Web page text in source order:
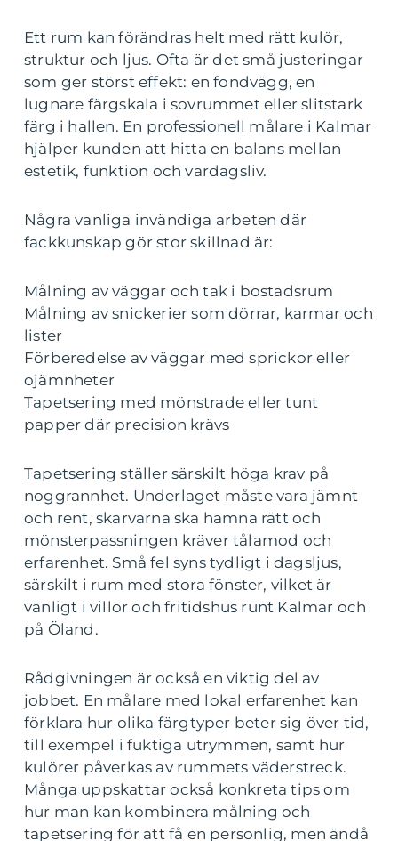
Ett rum kan förändras helt med rätt kulör,
struktur och ljus. Ofta är det små justeringar
som ger störst effekt: en fondvägg, en
lugnare färgskala i sovrummet eller slitstark
färg i hallen. En professionell målare i Kalmar
hjälper kunden att hitta en balans mellan
estetik, funktion och vardagsliv.
Några vanliga invändiga arbeten där
fackkunskap gör stor skillnad är:
Målning av väggar och tak i bostadsrum
Målning av snickerier som dörrar, karmar och
lister
Förberedelse av väggar med sprickor eller
ojämnheter
Tapetsering med mönstrade eller tunt
papper där precision krävs
Tapetsering ställer särskilt höga krav på
noggrannhet. Underlaget måste vara jämnt
och rent, skarvarna ska hamna rätt och
mönsterpassningen kräver tålamod och
erfarenhet. Små fel syns tydligt i dagsljus,
särskilt i rum med stora fönster, vilket är
vanligt i villor och fritidshus runt Kalmar och
på Öland.
Rådgivningen är också en viktig del av
jobbet. En målare med lokal erfarenhet kan
förklara hur olika färgtyper beter sig över tid,
till exempel i fuktiga utrymmen, samt hur
kulörer påverkas av rummets väderstreck.
Många uppskattar också konkreta tips om
hur man kan kombinera målning och
tapetsering för att få en personlig, men ändå